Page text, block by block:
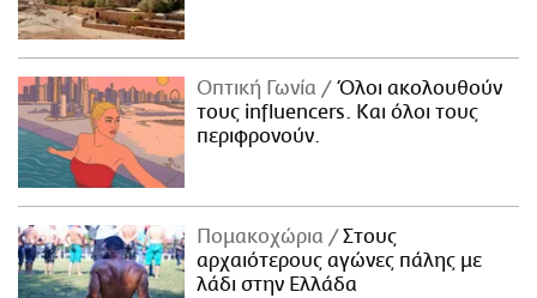
Οπτική Γωνία
Όλοι ακολουθούν
τους influencers. Και όλοι τους
περιφρονούν.
Πομακοχώρια
Στους
αρχαιότερους αγώνες πάλης με
λάδι στην Ελλάδα